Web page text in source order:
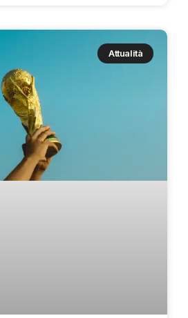
Attualità